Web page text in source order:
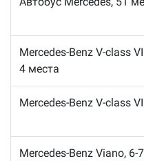
Mercedes-Benz V-class
4 места
Mercedes-Benz V-class
Mercedes-Benz Viano, 6-